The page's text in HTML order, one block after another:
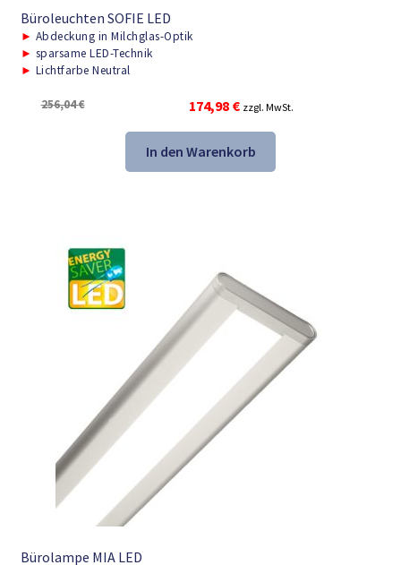
Büroleuchten SOFIE LED
► Abdeckung in Milchglas-Optik
► sparsame LED-Technik
► Lichtfarbe Neutral
256,04€
Ursprünglicher
Preis
war:
256,04 €
174,98 €Aktueller
Preis
ist:
174,98 €.
zzgl. MwSt.
In den Warenkorb
Bürolampe MIA LED